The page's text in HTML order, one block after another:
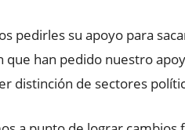
pedirles su apoyo para
que han pedido nuestro
distinción de sectores